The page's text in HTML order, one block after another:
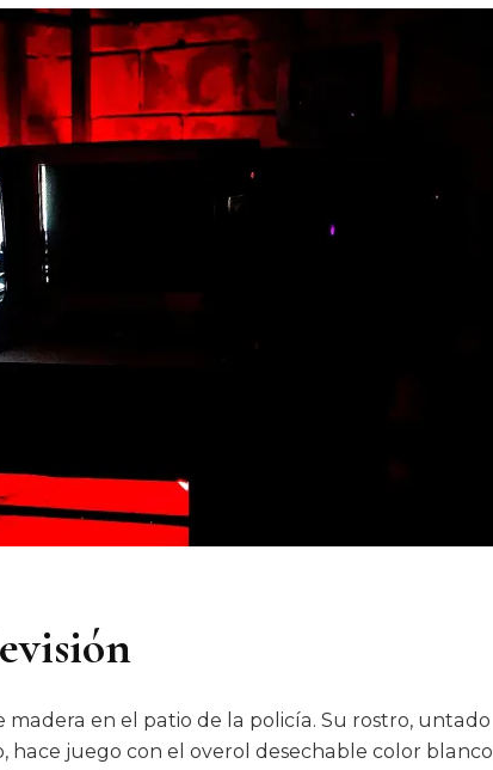
en el patio de la policía. Su rostro, untado
hace juego con el overol desechable color blanco